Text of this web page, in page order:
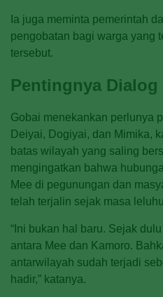
Ia juga meminta pemerintah
pengobatan bagi warga yang
tersebut.
Pentingnya Dialog
Gobai menekankan perlunya
Deiyai, Dogiyai, dan Mimika,
batas wilayah yang saling
mengingatkan bahwa
Mee di pegunungan dan
telah terjalin sejak masa
“Ini bukan hal baru. Sejak
antara Mee dan Kamoro.
antarwilayah sudah terjadi
hadir,” katanya.